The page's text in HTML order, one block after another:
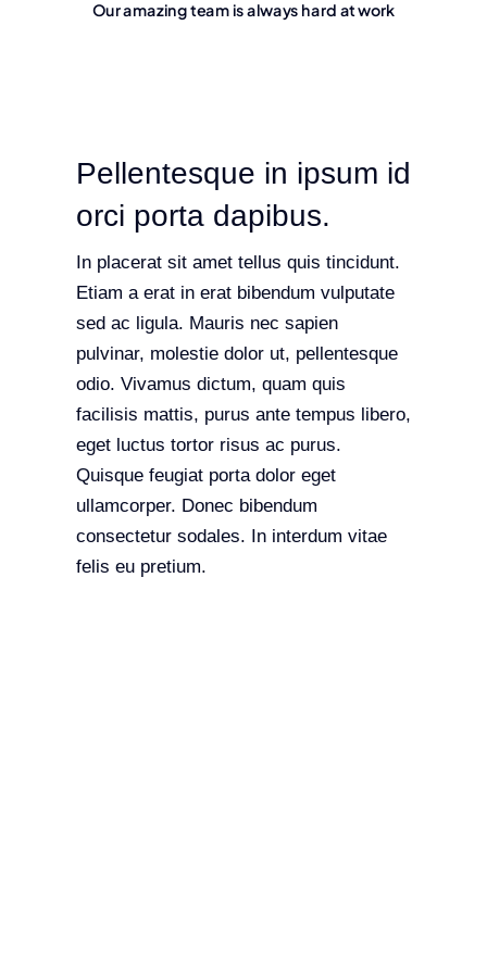
Our amazing team is always hard at work
Pellentesque in ipsum id
orci porta dapibus.
In placerat sit amet tellus quis tincidunt.
Etiam a erat in erat bibendum vulputate
sed ac ligula. Mauris nec sapien
pulvinar, molestie dolor ut, pellentesque
odio. Vivamus dictum, quam quis
facilisis mattis, purus ante tempus libero,
eget luctus tortor risus ac purus.
Quisque feugiat porta dolor eget
ullamcorper. Donec bibendum
consectetur sodales. In interdum vitae
felis eu pretium.